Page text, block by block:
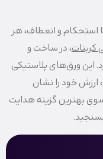
استحکام و انعطاف، هر
کربنات، در ساخت و
این ورق‌های پلاستیکی
خود را نشان
بهترین گزینه هدایت